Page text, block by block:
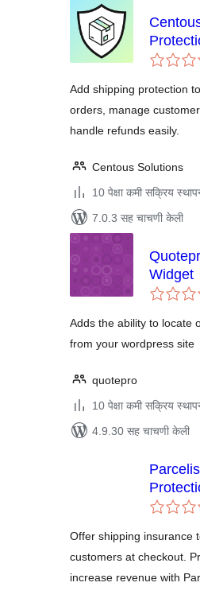
Add shipping protection
orders, manage
handle refunds easily.
Centous Solutions
10 पेक्षा कमी सक्रिय
7.0.3 सह चाचणी केली
Widget
Adds the ability to locate
from your wordpress site
quotepro
10 पेक्षा कमी सक्रिय
4.9.30 सह चाचणी केली
Offer shipping insurance
customers at checkout.
increase revenue with